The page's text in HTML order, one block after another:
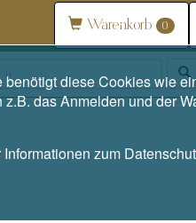
Warenkorb 0
benötigt diese Cookies wie
das Anmelden und der
zum